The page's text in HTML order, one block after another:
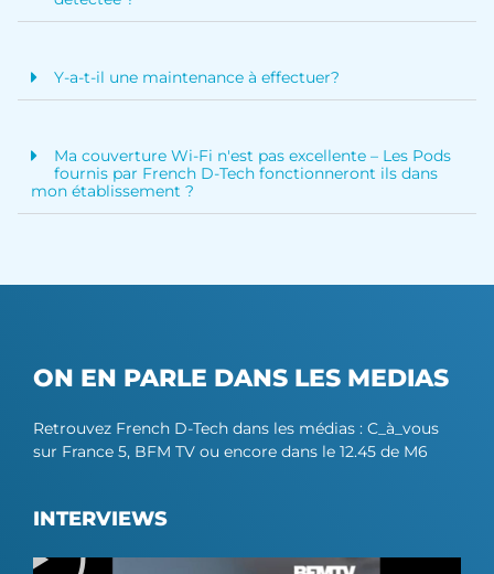
Y-a-t-il une maintenance à effectuer?
Ma couverture Wi-Fi n'est pas excellente – Les Pods
fournis par French D-Tech fonctionneront ils dans
mon établissement ?
ON EN PARLE DANS LES MEDIAS
Retrouvez French D-Tech dans les médias : C_à_vous
sur France 5, BFM TV ou encore dans le 12.45 de M6
INTERVIEWS